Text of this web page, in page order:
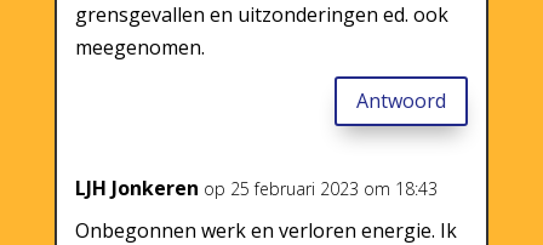
grensgevallen en uitzonderingen ed. ook
meegenomen.
Antwoord
LJH Jonkeren op 25 februari 2023 om 18:43
Onbegonnen werk en verloren energie. Ik